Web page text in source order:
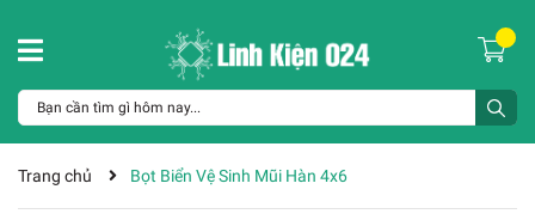
Trang chủ Bọt Biển Vệ Sinh Mũi Hàn 4x6